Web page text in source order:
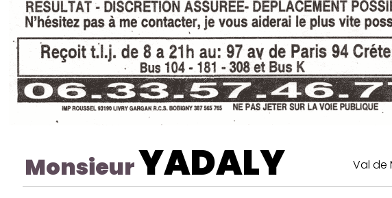
MonsieurYADALY Val de